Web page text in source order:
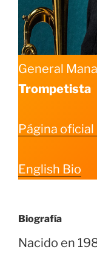
General
Trompetista
Página
English Bio
Biografía
Nacido en